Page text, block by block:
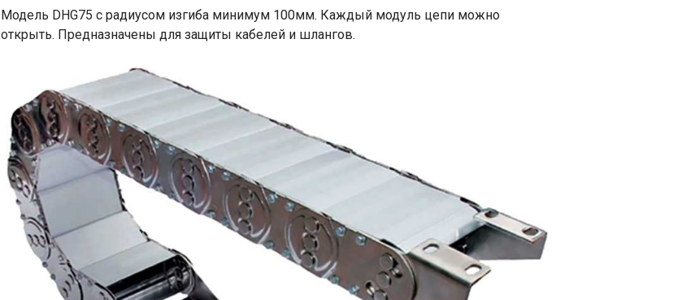
Модель DHG75 с радиусом изгиба минимум 100мм. Каждый модуль цепи можно
открыть. Предназначены для защиты кабелей и шлангов.